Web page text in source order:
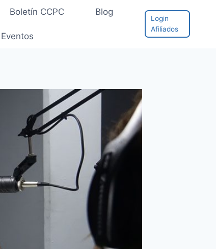
Boletín CCPC Blog
Eventos
Login
Afiliados